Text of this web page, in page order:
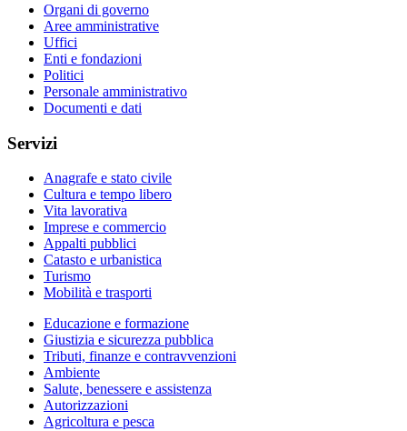
Organi di governo
Aree amministrative
Uffici
Enti e fondazioni
Politici
Personale amministrativo
Documenti e dati
Servizi
Anagrafe e stato civile
Cultura e tempo libero
Vita lavorativa
Imprese e commercio
Appalti pubblici
Catasto e urbanistica
Turismo
Mobilità e trasporti
Educazione e formazione
Giustizia e sicurezza pubblica
Tributi, finanze e contravvenzioni
Ambiente
Salute, benessere e assistenza
Autorizzazioni
Agricoltura e pesca